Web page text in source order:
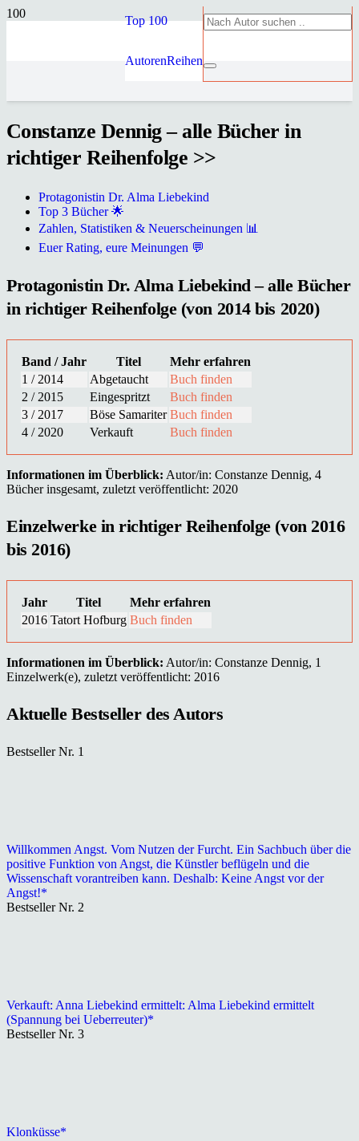
Top 100
AutorenReihen
Constanze Dennig – alle Bücher in
richtiger Reihenfolge >>
Protagonistin Dr. Alma Liebekind
Top 3 Bücher 🌟
Zahlen, Statistiken & Neuerscheinungen 📊
Euer Rating, eure Meinungen 💬
Protagonistin Dr. Alma Liebekind – alle Bücher
in richtiger Reihenfolge (von 2014 bis 2020)
Band / Jahr Titel
Mehr erfahren
1 / 2014
Abgetaucht
Buch finden
2 / 2015
Eingespritzt
Buch finden
3 / 2017
Böse Samariter Buch finden
4 / 2020
Verkauft Buch finden
Informationen im Überblick: Autor/in: Constanze Dennig, 4
Bücher insgesamt, zuletzt veröffentlicht: 2020
Einzelwerke in richtiger Reihenfolge (von 2016
bis 2016)
Jahr Titel
Mehr erfahren
2016 Tatort Hofburg Buch finden
Informationen im Überblick: Autor/in: Constanze Dennig, 1
Einzelwerk(e), zuletzt veröffentlicht: 2016
Aktuelle Bestseller des Autors
Bestseller Nr. 1
Willkommen Angst. Vom Nutzen der Furcht. Ein Sachbuch über die
positive Funktion von Angst, die Künstler beflügeln und die
Wissenschaft vorantreiben kann. Deshalb: Keine Angst vor der
Angst!*
Bestseller Nr. 2
Verkauft: Anna Liebekind ermittelt: Alma Liebekind ermittelt
(Spannung bei Ueberreuter)*
Bestseller Nr. 3
Klonküsse*